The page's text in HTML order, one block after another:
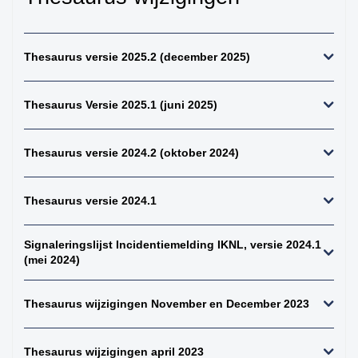
kiemcel-tumoren
34. weke delen totaal
(zonder bot en
kraakbeen)
bovenste extremiteit
36. beenderen
onderste extremiteit
39. alle
totaal (centraal +
Thesaurus versie 2025.2 (december 2025)
Thesaurus Versie 2025.1 (juni 2025)
Thesaurus versie 2024.2 (oktober 2024)
Thesaurus versie 2024.1
Signaleringslijst Incidentiemelding IKNL, versie 2024.1
(mei 2024)
Thesaurus wijzigingen November en December 2023
Thesaurus wijzigingen april 2023